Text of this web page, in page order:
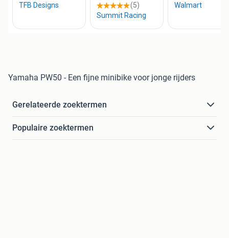
Yamaha PW50 - Een fijne minibike voor jonge rijders
Gerelateerde zoektermen
Populaire zoektermen